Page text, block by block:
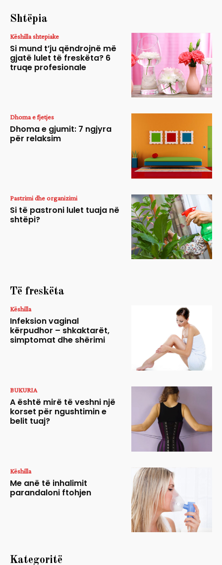
Shtëpia
Këshilla shtepiake
Si mund t’ju qëndrojnë më
gjatë lulet të freskëta? 6
truqe profesionale
Dhoma e fjetjes
Dhoma e gjumit: 7 ngjyra
për relaksim
Pastrimi dhe organizimi
Si të pastroni lulet tuaja në
shtëpi?
Të freskëta
Këshilla
Infeksion vaginal
kërpudhor – shkaktarët,
simptomat dhe shërimi
BUKURIA
A është mirë të veshni një
korset për ngushtimin e
belit tuaj?
Këshilla
Me anë të inhalimit
parandaloni ftohjen
Kategoritë